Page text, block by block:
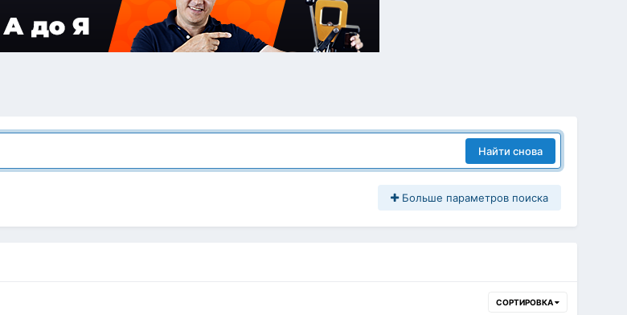
Найти снова
Больше параметров поиска
СОРТИРОВКА